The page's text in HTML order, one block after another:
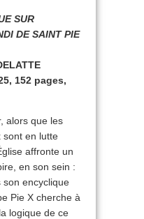
SUR
DE SAINT PIE
152 pages,
alors que les
sont en lutte
affronte un
en son sein :
son encyclique
Pie X cherche à
logique de ce